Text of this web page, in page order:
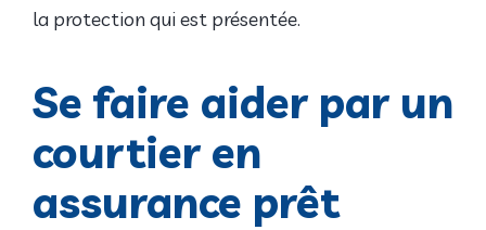
la protection qui est présentée.
Se faire aider par un
courtier en
assurance prêt